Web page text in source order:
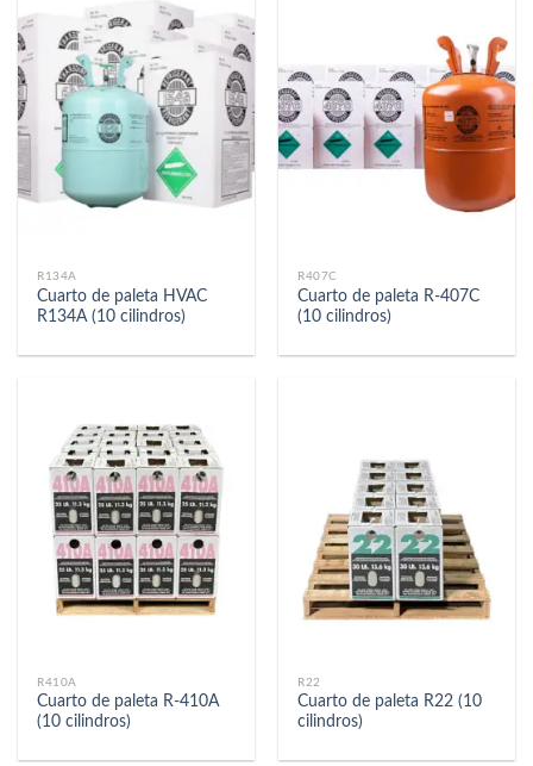
R134A
Cuarto de paleta HVAC
R134A (10 cilindros)
R407C
Cuarto de paleta R-407C
(10 cilindros)
R410A
Cuarto de paleta R-410A
(10 cilindros)
R22
Cuarto de paleta R22 (10
cilindros)